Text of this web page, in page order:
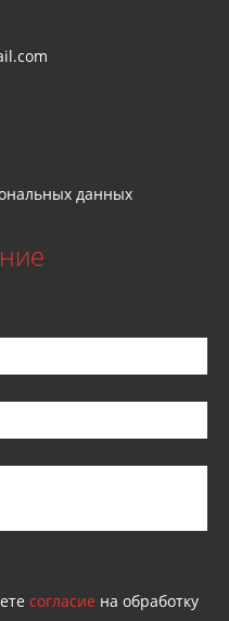
данных
согласие на обработку